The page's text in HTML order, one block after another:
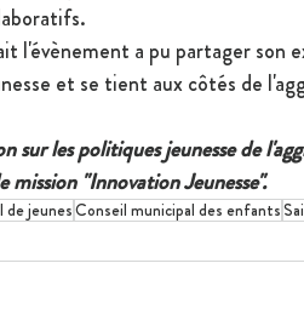
l'évènement a pu partager son
et se tient aux côtés de
sur les politiques jeunesse de
mission "Innovation Jeunesse".
de jeunesConseil municipal des enfants